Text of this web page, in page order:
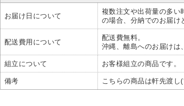
お届け日について
複数注文や出荷量の多い
の場合、分納でのお届け
配送費用について
配送費無料。
沖縄、離島へのお届けは
組立について お客様組立の商品です。
備考 こちらの商品は軒先渡し